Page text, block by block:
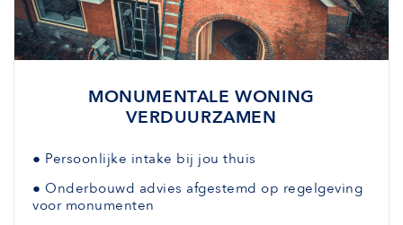
MONUMENTALE WONING
VERDUURZAMEN
● Persoonlijke intake bij jou thuis
● Onderbouwd advies afgestemd op regelgeving
voor monumenten